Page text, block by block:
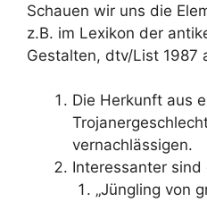
Schauen wir uns die
z.B. im Lexikon der
Gestalten, dtv/List 1987
Die Herkunft aus
vernachlässigen.
Interessanter
„Jüngling von